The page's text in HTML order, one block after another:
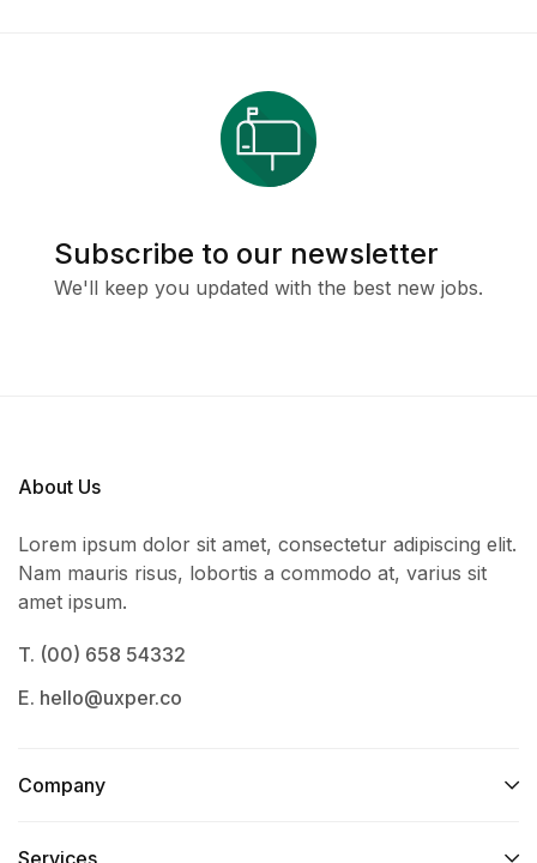
Subscribe to our newsletter
We'll keep you updated with the best new jobs.
About Us
Lorem ipsum dolor sit amet, consectetur adipiscing elit.
Nam mauris risus, lobortis a commodo at, varius sit
amet ipsum.
T. (00) 658 54332
E. hello@uxper.co
Company